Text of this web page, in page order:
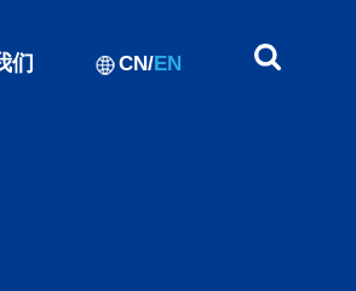
们 CN/EN